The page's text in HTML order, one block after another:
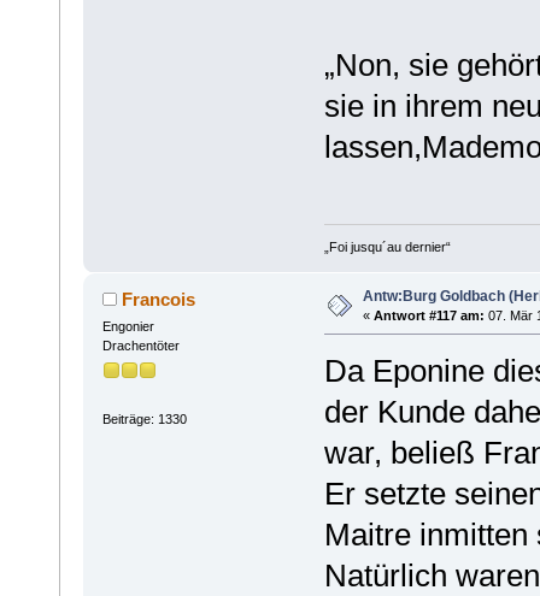
„Non, sie
sie in ihrem
„Foi jusqu´au dernier“
Francois
Engonier
Drachentöter
Beiträge: 1330
Antw:Burg Goldbach
« Antwort #117 am: 07. Mär
Da Eponine
der Kunde
war, beließ
Er setzte
Maitre inmitten
Natürlich